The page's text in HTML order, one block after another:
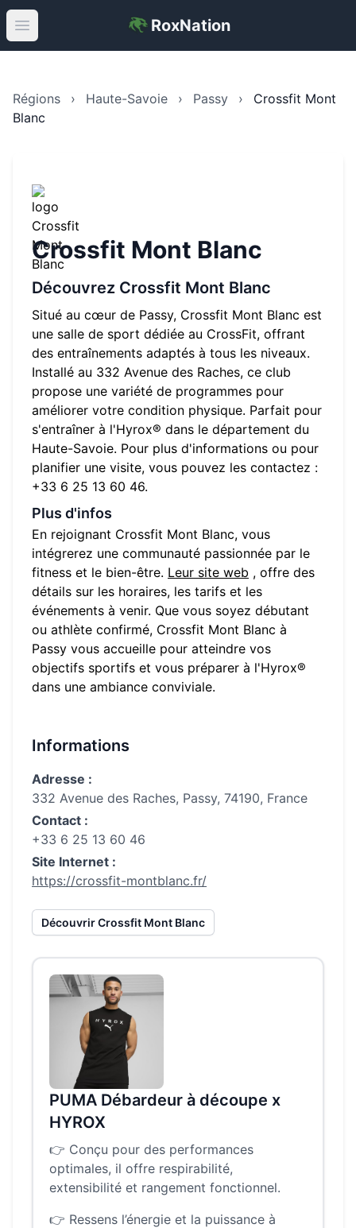
Open main menu RoxNation
Régions › Haute-Savoie › Passy ›
Crossfit Mont
Blanc
Crossfit Mont Blanc
Découvrez Crossfit Mont Blanc
Situé au cœur de Passy, Crossfit Mont Blanc est
une salle de sport dédiée au CrossFit, offrant
des entraînements adaptés à tous les niveaux.
Installé au 332 Avenue des Raches, ce club
propose une variété de programmes pour
améliorer votre condition physique. Parfait pour
s'entraîner à l'Hyrox® dans le département du
Haute-Savoie. Pour plus d'informations ou pour
planifier une visite, vous pouvez les contactez :
+33 6 25 13 60 46.
Plus d'infos
En rejoignant Crossfit Mont Blanc, vous
intégrerez une communauté passionnée par le
fitness et le bien-être. Leur site web , offre des
détails sur les horaires, les tarifs et les
événements à venir. Que vous soyez débutant
ou athlète confirmé, Crossfit Mont Blanc à
Passy vous accueille pour atteindre vos
objectifs sportifs et vous préparer à l'Hyrox®
dans une ambiance conviviale.
Informations
Adresse :
332 Avenue des Raches, Passy, 74190, France
Contact :
+33 6 25 13 60 46
Site Internet :
https://crossfit-montblanc.fr/
DécouvrirCrossfit Mont Blanc
PUMA Débardeur à découpe x
HYROX
👉 Conçu pour des performances
optimales, il offre respirabilité,
extensibilité et rangement fonctionnel.
👉 Ressens l’énergie et la puissance à